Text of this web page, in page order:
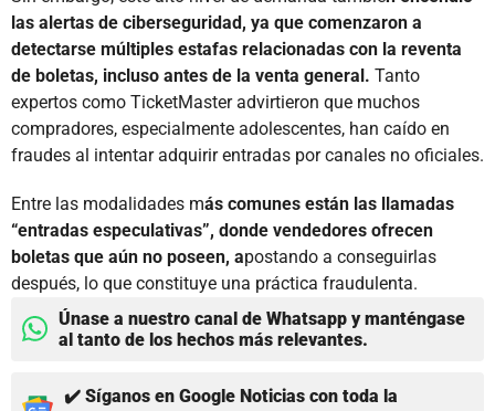
las alertas de ciberseguridad, ya que comenzaron a
detectarse múltiples estafas relacionadas con la reventa
de boletas, incluso antes de la venta general. Tanto
expertos como TicketMaster advirtieron que muchos
compradores, especialmente adolescentes, han caído en
fraudes al intentar adquirir entradas por canales no oficiales.
Entre las modalidades más comunes están las llamadas
“entradas especulativas”, donde vendedores ofrecen
boletas que aún no poseen, apostando a conseguirlas
después, lo que constituye una práctica fraudulenta.
Únase a nuestro canal de Whatsapp y manténgase
al tanto de los hechos más relevantes.
✔️ Síganos en Google Noticias con toda la